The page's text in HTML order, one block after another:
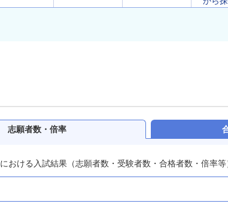
志願者数・倍率
おける入試結果（志願者数・受験者数・合格者数・倍率等